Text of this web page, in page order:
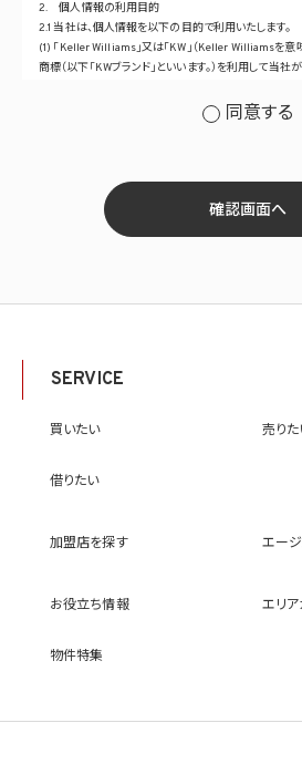
2. 個人情報の利用目的
2.1 当社は、個人情報を以下の目的で利用いたします。
(1) 「Keller Williams」又は「KW」（Keller Williamsを意
商標（以下「KWブランド」といいます。）を利用して当
(2) 当社サービス及び当社がKWブランドのライセンス
(3) 当社の商品、サービス等のご案内のため
(4) 当社サービスに関する当社の規約、ポリシー等（以下
る行為に対する対応のため
(7) ①KWブランドのライセンサー（以下「KWライセンサ
ため。なお、KWエージェントとは、KW加盟店の業務に
(8) 当社サービスを介して販売等が行われる物件に関す
(9) 雇用管理及び社内手続のため（役職員の個人情報
情報を当社又はKWライセンサーが運営するウェブサイ
(11) 株主管理、会社法その他法令上の手続対応のため
(12) 当社のサービスを通じて実施された不動産に関す
別できない形式に加工した統計データを作成するため
2.2 第2.1項第7号に基づいて個人情報の提供を受けた
同意する
確認画面へ
SERVICE
買いたい 売りた
借りたい
加盟店を探す エー
お役立ち情報 エリア
物件特集